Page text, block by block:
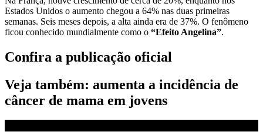
Estados Unidos o aumento chegou a 64% nas duas primeiras
semanas. Seis meses depois, a alta ainda era de 37%. O fenômeno
ficou conhecido mundialmente como o “Efeito Angelina”.
Confira a publicação oficial
Veja também: aumenta a incidência de
câncer de mama em jovens